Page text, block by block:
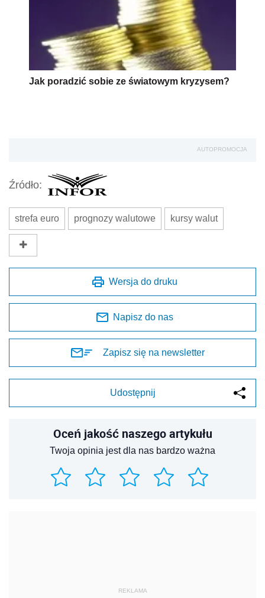
Jak poradzić sobie ze światowym kryzysem?
AUTOPROMOCJA
Źródło:
strefa euro prognozy walutowe kursy walut
Wersja do druku
Napisz do nas
Zapisz się na newsletter
Udostępnij
Oceń jakość naszego artykułu
Twoja opinia jest dla nas bardzo ważna
REKLAMA